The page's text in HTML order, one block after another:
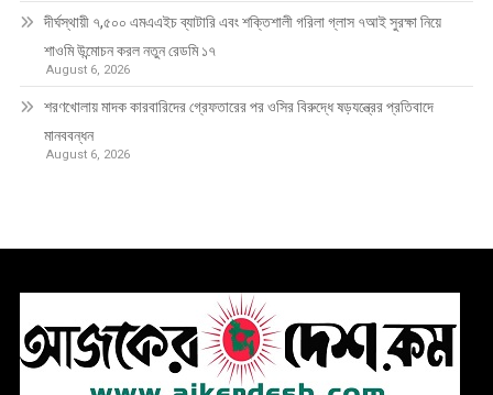
দীর্ঘস্থায়ী ৭,৫০০ এমএএইচ ব্যাটারি এবং শক্তিশালী গরিলা গ্লাস ৭আই সুরক্ষা নিয়ে
শাওমি উন্মোচন করল নতুন রেডমি ১৭
August 6, 2026
শরণখোলায় মাদক কারবারিদের গ্রেফতারের পর ওসির বিরুদ্ধে ষড়যন্ত্রের প্রতিবাদে
মানববন্ধন
August 6, 2026